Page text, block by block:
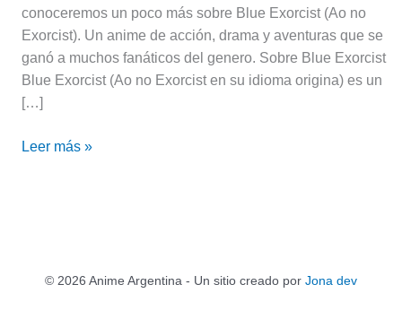
conoceremos un poco más sobre Blue Exorcist (Ao no
Exorcist). Un anime de acción, drama y aventuras que se
ganó a muchos fanáticos del genero. Sobre Blue Exorcist
Blue Exorcist (Ao no Exorcist en su idioma origina) es un
[…]
Leer más »
© 2026 Anime Argentina - Un sitio creado por Jona dev